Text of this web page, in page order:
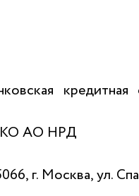
АО НРД
г. Москва, ул.